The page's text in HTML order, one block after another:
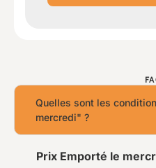
Quelles sont les
mercredi" ?
Prix Emporté le